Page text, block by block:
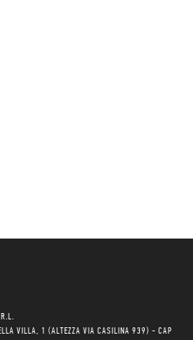
VILLA, 1 (ALTEZZA VIA CASILINA 939) - CAP